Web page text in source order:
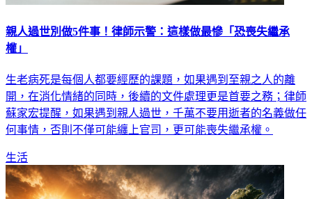
親人過世別做5件事！律師示警：這樣做最慘「恐喪失繼承
權」
生老病死是每個人都要經歷的課題，如果遇到至親之人的離
開，在消化情緒的同時，後續的文件處理更是首要之務；律師
蘇家宏提醒，如果遇到親人過世，千萬不要用逝者的名義做任
何事情，否則不僅可能纏上官司，更可能喪失繼承權。
生活